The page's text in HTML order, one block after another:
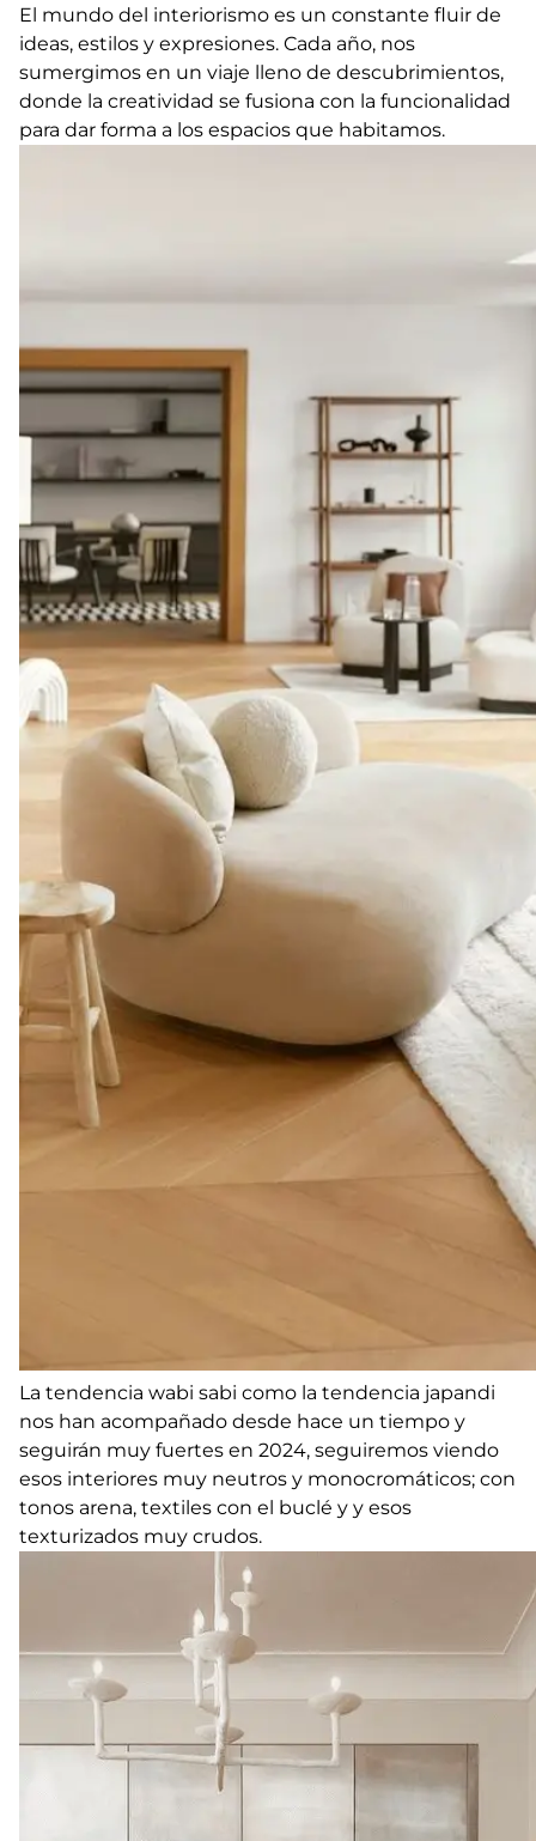
El mundo del interiorismo es un constante fluir de
ideas, estilos y expresiones. Cada año, nos
sumergimos en un viaje lleno de descubrimientos,
donde la creatividad se fusiona con la funcionalidad
para dar forma a los espacios que habitamos.
La tendencia wabi sabi como la tendencia japandi
nos han acompañado desde hace un tiempo y
seguirán muy fuertes en 2024, seguiremos viendo
esos interiores muy neutros y monocromáticos; con
tonos arena, textiles con el buclé y y esos
texturizados muy crudos.